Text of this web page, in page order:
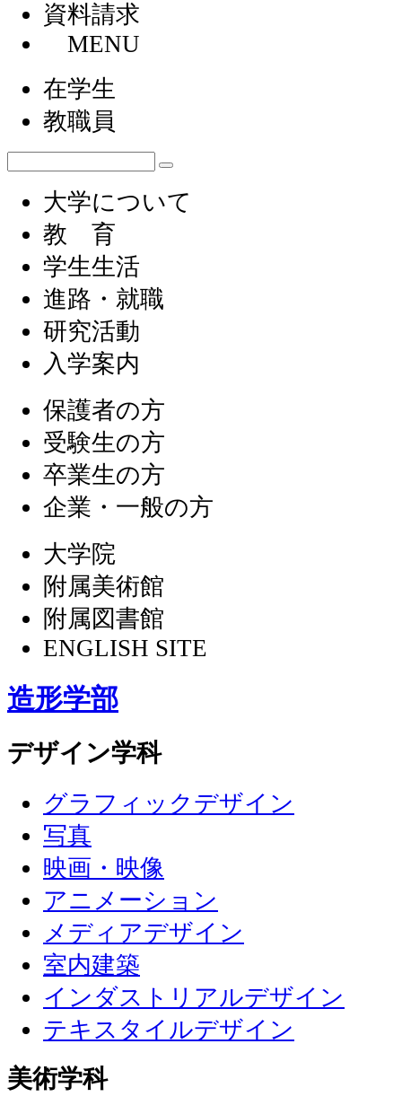
資料請求
MENU
在学生
教職員
大学について
教 育
学生生活
進路・就職
研究活動
入学案内
保護者の方
受験生の方
卒業生の方
企業・一般の方
大学院
附属美術館
附属図書館
ENGLISH SITE
造形学部
デザイン学科
グラフィックデザイン
写真
映画・映像
アニメーション
メディアデザイン
室内建築
インダストリアルデザイン
テキスタイルデザイン
美術学科